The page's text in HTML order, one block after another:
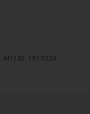
M1| ID: 1919224